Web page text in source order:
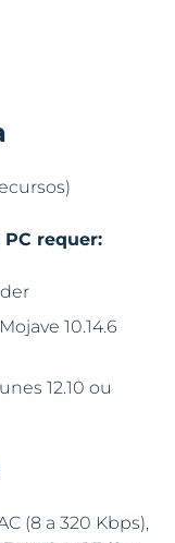
requer:
10.14.6
12.10 ou
(8 a 320 Kbps),